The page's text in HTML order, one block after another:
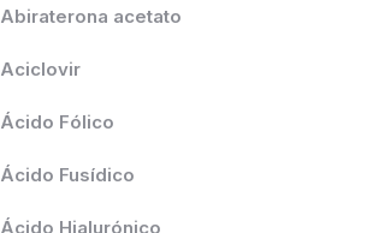
Abiraterona acetato
Aciclovir
Ácido Fólico
Ácido Fusídico
Ácido Hialurónico